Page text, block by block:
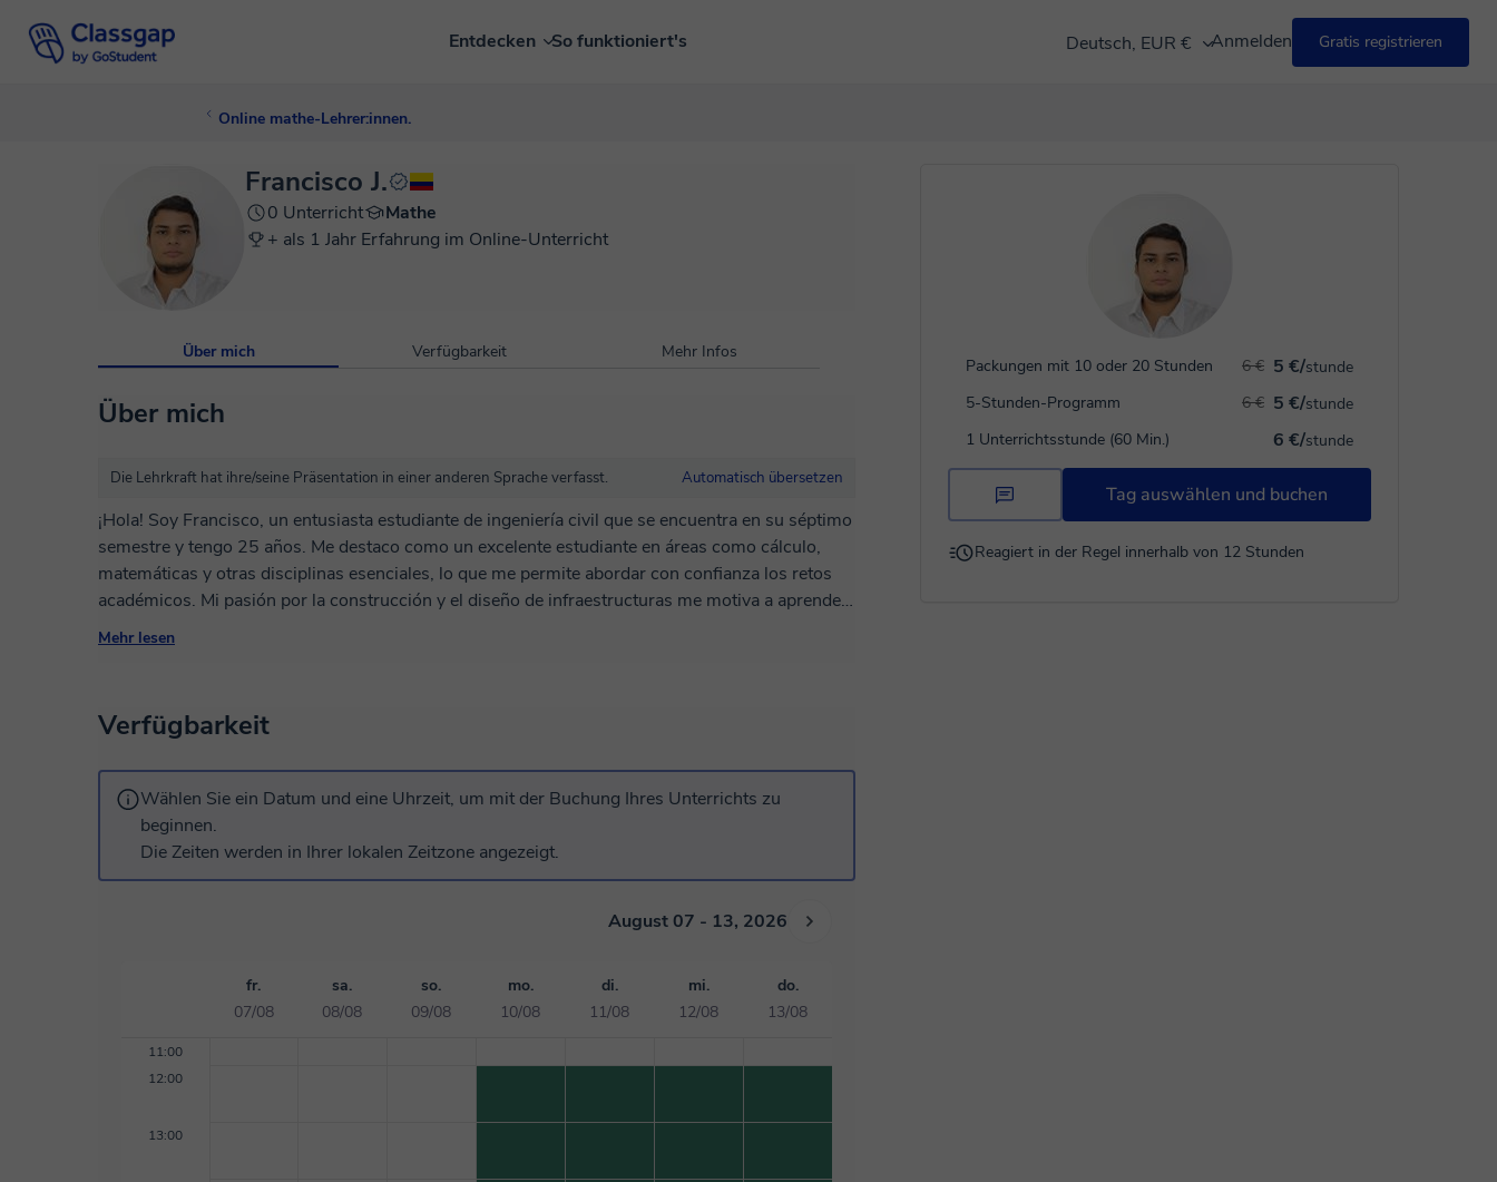
Entdecken So funktioniert's Deutsch, EUR € Anmelden Gratis registrieren
Online mathe-Lehrer:innen.
Packungen mit 10 oder 20 Stunden 5 €/stunde
6 €
5-Stunden-Programm
5 €/stunde
6 €
1 Unterrichtsstunde (60 Min.)
6 €/stunde
Tag auswählen und buchen
Reagiert in der Regel innerhalb von 12 Stunden
Francisco J.
0 Unterricht
Mathe
+ als 1 Jahr Erfahrung im Online-Unterricht
Über mich Verfügbarkeit Mehr Infos
Über mich
Die Lehrkraft hat ihre/seine Präsentation in einer anderen Sprache verfasst. Automatisch übersetzen
¡Hola! Soy Francisco, un entusiasta estudiante de ingeniería civil que se encuentra en su séptimo
semestre y tengo 25 años. Me destaco como un excelente estudiante en áreas como cálculo,
matemáticas y otras disciplinas esenciales, lo que me permite abordar con confianza los retos
académicos. Mi pasión por la construcción y el diseño de infraestructuras me motiva a aprender
y aplicar conceptos innovadores en proyectos reales. Cada desafío que enfrento es una
Mehr lesen
Verfügbarkeit
Wählen Sie ein Datum und eine Uhrzeit, um mit der Buchung Ihres Unterrichts zu
beginnen.
Die Zeiten werden in Ihrer lokalen Zeitzone angezeigt.
August 07 - 13, 2026
fr.
07/08
sa.
08/08
so.
09/08
mo.
10/08
di.
11/08
mi.
12/08
do.
13/08
11:00
12:00
13:00